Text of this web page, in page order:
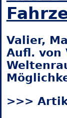
Valier,
Aufl. von
>>>